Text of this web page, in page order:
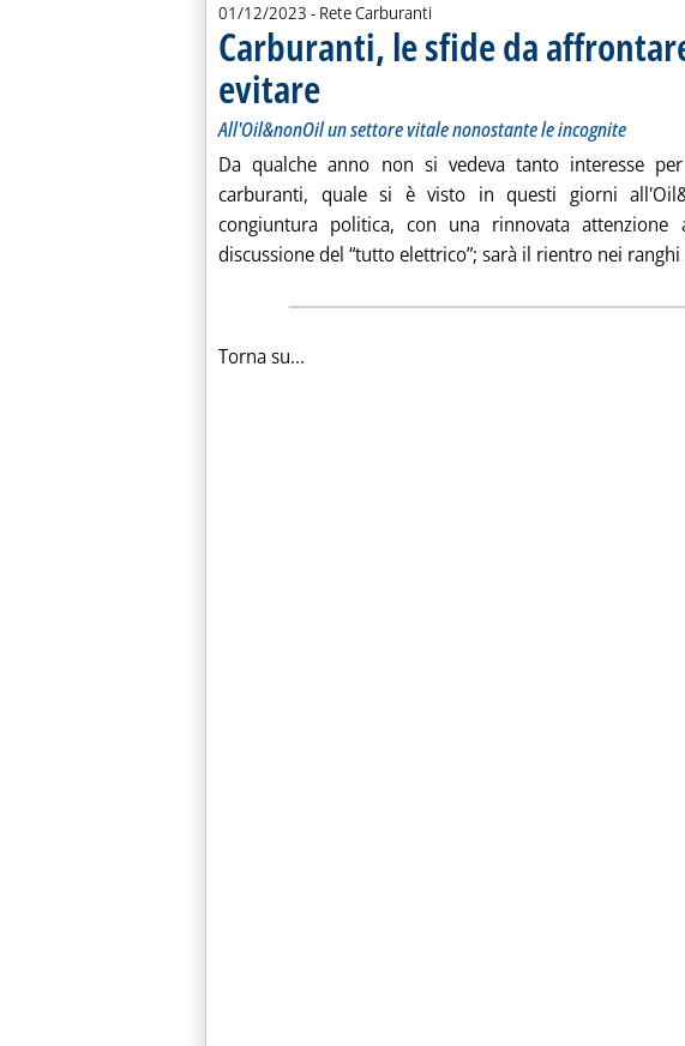
01/12/2023 - Rete Carburanti
Carburanti, le sfide da
evitare
All'Oil&nonOil un settore vitale nonostante le incognite
Da qualche anno non si vedeva tanto interesse
carburanti, quale si è visto in questi giorni
congiuntura politica, con una rinnovata
discussione del “tutto elettrico”; sarà il rientro nei ranghi
Torna su...